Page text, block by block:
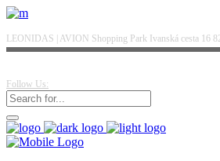
LEONIDAS | AVION Shopping Park Ivanská cesta 16
Follow Us: